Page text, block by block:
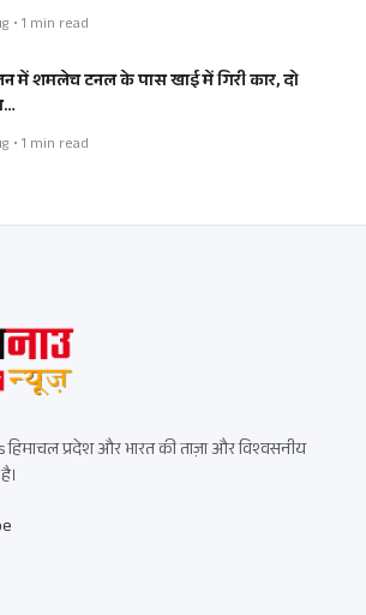
• 1 min read
में शमलेच टनल के पास खाई में गिरी कार, दो
• 1 min read
प्रदेश और भारत की ताज़ा और विश्वसनीय